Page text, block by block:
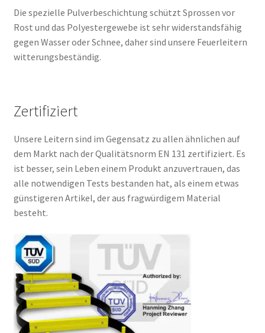
Die spezielle Pulverbeschichtung schützt Sprossen vor
Rost und das Polyestergewebe ist sehr widerstandsfähig
gegen Wasser oder Schnee, daher sind unsere Feuerleitern
witterungsbeständig.
Zertifiziert
Unsere Leitern sind im Gegensatz zu allen ähnlichen auf
dem Markt nach der Qualitätsnorm EN 131 zertifiziert. Es
ist besser, sein Leben einem Produkt anzuvertrauen, das
alle notwendigen Tests bestanden hat, als einem etwas
günstigeren Artikel, der aus fragwürdigem Material
besteht.